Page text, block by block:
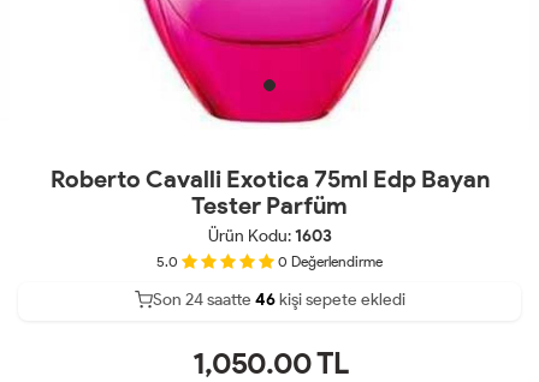
Roberto Cavalli Exotica 75ml Edp Bayan
Tester Parfüm
Ürün Kodu:1603
5.0 0 Değerlendirme
36
Son 24 saatte 46kişi sepete ekledi
15
1,050.00TL